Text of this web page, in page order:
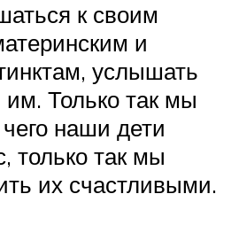
к своим
и
услышать
им. Только так мы
наши дети
только так мы
их счастливыми.